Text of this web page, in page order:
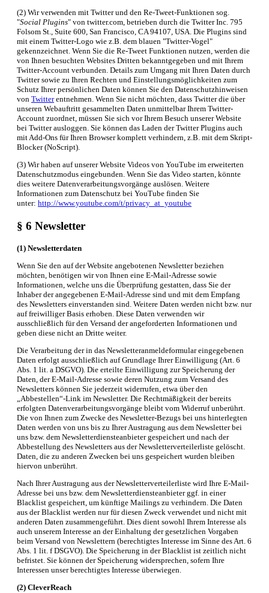
(2) Wir verwenden mit Twitter und den Re-Tweet-Funktionen sog.
"Social Plugins" von twitter.com, betrieben durch die Twitter Inc. 795
Folsom St., Suite 600, San Francisco, CA 94107, USA. Die Plugins sind
mit einem Twitter-Logo wie z.B. dem blauen "Twitter-Vogel"
gekennzeichnet. Wenn Sie die Re-Tweet Funktionen nutzen, werden die
von Ihnen besuchten Websites Dritten bekanntgegeben und mit Ihrem
Twitter-Account verbunden. Details zum Umgang mit Ihren Daten durch
Twitter sowie zu Ihren Rechten und Einstellungsmöglichkeiten zum
Schutz Ihrer persönlichen Daten können Sie den Datenschutzhinweisen
von Twitterentnehmen. Wenn Sie nicht möchten, dass Twitter die über
unseren Webauftritt gesammelten Daten unmittelbar Ihrem Twitter-
Account zuordnet, müssen Sie sich vor Ihrem Besuch unserer Website
bei Twitter ausloggen. Sie können das Laden der Twitter Plugins auch
mit Add-Ons für Ihren Browser komplett verhindern, z.B. mit dem Skript-
Blocker (NoScript).
(3) Wir haben auf unserer Website Videos von YouTube im erweiterten
Datenschutzmodus eingebunden. Wenn Sie das Video starten, könnte
dies weitere Datenverarbeitungsvorgänge auslösen. Weitere
Informationen zum Datenschutz bei YouTube finden Sie
unter: http://www.youtube.com/t/privacy_at_youtube
§ 6 Newsletter
(1) Newsletterdaten
Wenn Sie den auf der Website angebotenen Newsletter beziehen
möchten, benötigen wir von Ihnen eine E-Mail-Adresse sowie
Informationen, welche uns die Überprüfung gestatten, dass Sie der
Inhaber der angegebenen E-Mail-Adresse sind und mit dem Empfang
des Newsletters einverstanden sind. Weitere Daten werden nicht bzw. nur
auf freiwilliger Basis erhoben. Diese Daten verwenden wir
ausschließlich für den Versand der angeforderten Informationen und
geben diese nicht an Dritte weiter.
Die Verarbeitung der in das Newsletteranmeldeformular eingegebenen
Daten erfolgt ausschließlich auf Grundlage Ihrer Einwilligung (Art. 6
Abs. 1 lit. a DSGVO). Die erteilte Einwilligung zur Speicherung der
Daten, der E-Mail-Adresse sowie deren Nutzung zum Versand des
Newsletters können Sie jederzeit widerrufen, etwa über den
„Abbestellen“-Link im Newsletter. Die Rechtmäßigkeit der bereits
erfolgten Datenverarbeitungsvorgänge bleibt vom Widerruf unberührt.
Die von Ihnen zum Zwecke des Newsletter-Bezugs bei uns hinterlegten
Daten werden von uns bis zu Ihrer Austragung aus dem Newsletter bei
uns bzw. dem Newsletterdiensteanbieter gespeichert und nach der
Abbestellung des Newsletters aus der Newsletterverteilerliste gelöscht.
Daten, die zu anderen Zwecken bei uns gespeichert wurden bleiben
hiervon unberührt.
Nach Ihrer Austragung aus der Newsletterverteilerliste wird Ihre E-Mail-
Adresse bei uns bzw. dem Newsletterdiensteanbieter ggf. in einer
Blacklist gespeichert, um künftige Mailings zu verhindern. Die Daten
aus der Blacklist werden nur für diesen Zweck verwendet und nicht mit
anderen Daten zusammengeführt. Dies dient sowohl Ihrem Interesse als
auch unserem Interesse an der Einhaltung der gesetzlichen Vorgaben
beim Versand von Newslettern (berechtigtes Interesse im Sinne des Art. 6
Abs. 1 lit. f DSGVO). Die Speicherung in der Blacklist ist zeitlich nicht
befristet. Sie können der Speicherung widersprechen, sofern Ihre
Interessen unser berechtigtes Interesse überwiegen.
(2) CleverReach